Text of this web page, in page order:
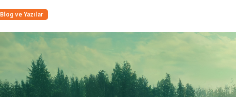
Blog ve Yazılar